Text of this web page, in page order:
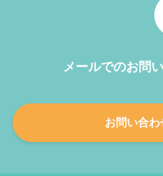
メールでのお問
お問い合